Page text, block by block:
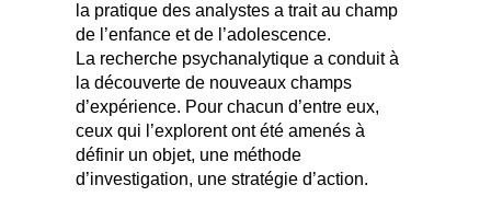
la pratique des analystes a trait au champ
de l’enfance et de l’adolescence.
La recherche psychanalytique a conduit à
la découverte de nouveaux champs
d’expérience. Pour chacun d’entre eux,
ceux qui l’explorent ont été amenés à
définir un objet, une méthode
d’investigation, une stratégie d’action.